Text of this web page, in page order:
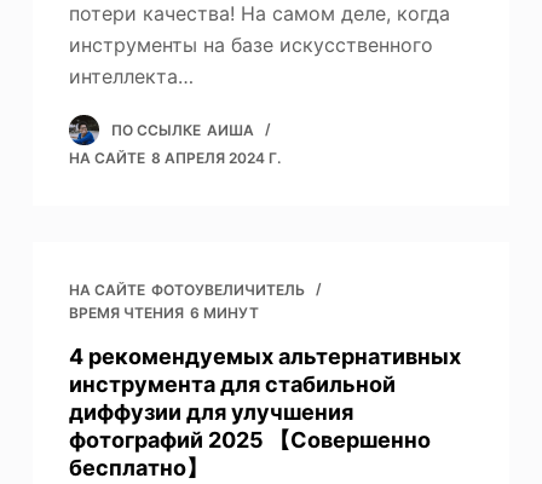
потери качества! На самом деле, когда
инструменты на базе искусственного
интеллекта…
ПО ССЫЛКЕ АИША
НА САЙТЕ 8 АПРЕЛЯ 2024 Г.
НА САЙТЕ ФОТОУВЕЛИЧИТЕЛЬ
ВРЕМЯ ЧТЕНИЯ 6 МИНУТ
4 рекомендуемых альтернативных
инструмента для стабильной
диффузии для улучшения
фотографий 2025 【Совершенно
бесплатно】